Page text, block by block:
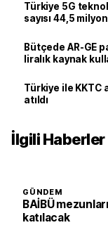
Türkiye 5G
sayısı 44,5
Bütçede AR-GE
liralık kaynak
Türkiye ile KKTC
atıldı
İlgili Haberler
GÜNDEM
BAİBÜ
katılacak